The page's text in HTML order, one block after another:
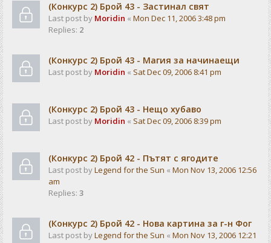
(Конкурс 2) Брой 43 - Застинал свят
Last post by Moridin « Mon Dec 11, 2006 3:48 pm
Replies: 2
(Конкурс 2) Брой 43 - Магия за начинаещи
Last post by Moridin « Sat Dec 09, 2006 8:41 pm
(Конкурс 2) Брой 43 - Нещо хубаво
Last post by Moridin « Sat Dec 09, 2006 8:39 pm
(Конкурс 2) Брой 42 - Пътят с ягодите
Last post byLegend for the Sun « Mon Nov 13, 2006 12:56
am
Replies: 3
(Конкурс 2) Брой 42 - Нова картина за г-н Фог
Last post byLegend for the Sun « Mon Nov 13, 2006 12:21